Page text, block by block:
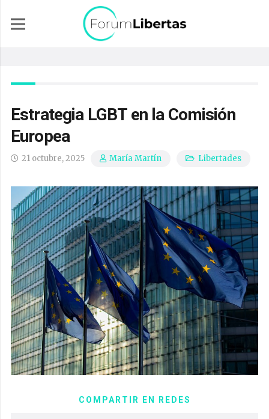
Estrategia LGBT en la Comisión
Europea
21 octubre, 2025 María Martín Libertades
COMPARTIR EN REDES